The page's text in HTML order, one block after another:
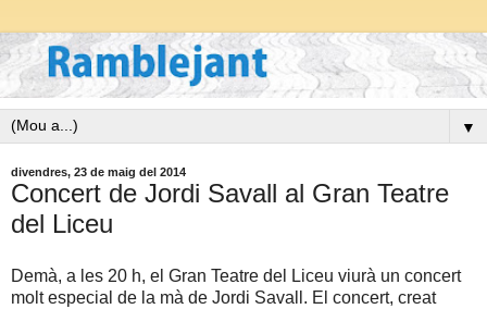
▼
divendres, 23 de maig del 2014
Concert de Jordi Savall al Gran Teatre
del Liceu
Demà, a les 20 h, el Gran Teatre del Liceu viurà un concert
molt especial de la mà de Jordi Savall. El concert, creat